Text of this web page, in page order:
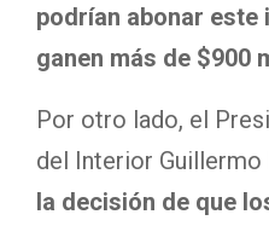
podrían abonar este
ganen más de $900
Por otro lado, el
del Interior Guillermo
la decisión de que